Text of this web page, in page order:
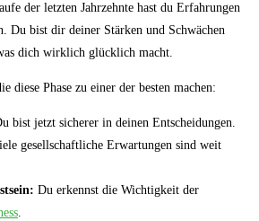
der letzten Jahrzehnte hast du Erfahrungen
Du bist dir deiner Stärken und Schwächen
dich wirklich glücklich‍ macht.
diese Phase zu einer der besten⁤ machen:
bist jetzt sicherer‍ in deinen Entscheidungen.
⁢gesellschaftliche Erwartungen sind weit
Du erkennst‍ die ⁤Wichtigkeit ⁣der
.